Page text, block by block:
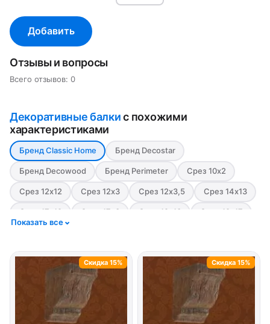
Добавить
Отзывы и вопросы
Всего отзывов: 0
Декоративные балкис похожими
характеристиками
Бренд Classic Home Бренд Decostar
Бренд Decowood Бренд Perimeter Срез 10х2
Срез 12х12 Срез 12х3 Срез 12х3,5 Срез 14х13
Срез 17х19 Срез 17х3 Срез 19х13 Срез 19х17
Стиль Модерн Стиль Рустик Цвет Белый
Цвет Красный Цвет светлый Цвет Серый
Цвет тёмный
Показать все
Скидка 15% Скидка 15%